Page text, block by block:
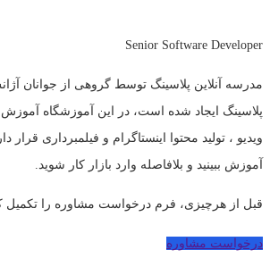
Senior Software Developer
مدرسه آنلاین پلاسینگ توسط گروهی از جوانان
پلاسینگ ایجاد شده است، در این آموزشگاه
ویدیو ، تولید محتوا اینستاگرام و فیلمبرداری قرار
آموزش ببینید و بلافاصله وارد بازار کار شوید.
قبل از هرچیزی، فرم درخواست مشاوره را تکمیل
درخواست مشاوره